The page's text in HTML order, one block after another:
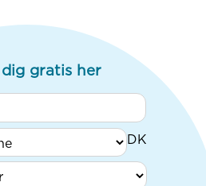
gratis her